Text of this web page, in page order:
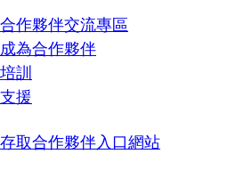
合作夥伴交流專區
成為合作夥伴
培訓
支援
存取合作夥伴入口網站